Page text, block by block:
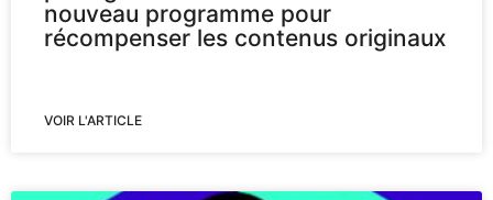
nouveau programme pour
récompenser les contenus originaux
VOIR L'ARTICLE